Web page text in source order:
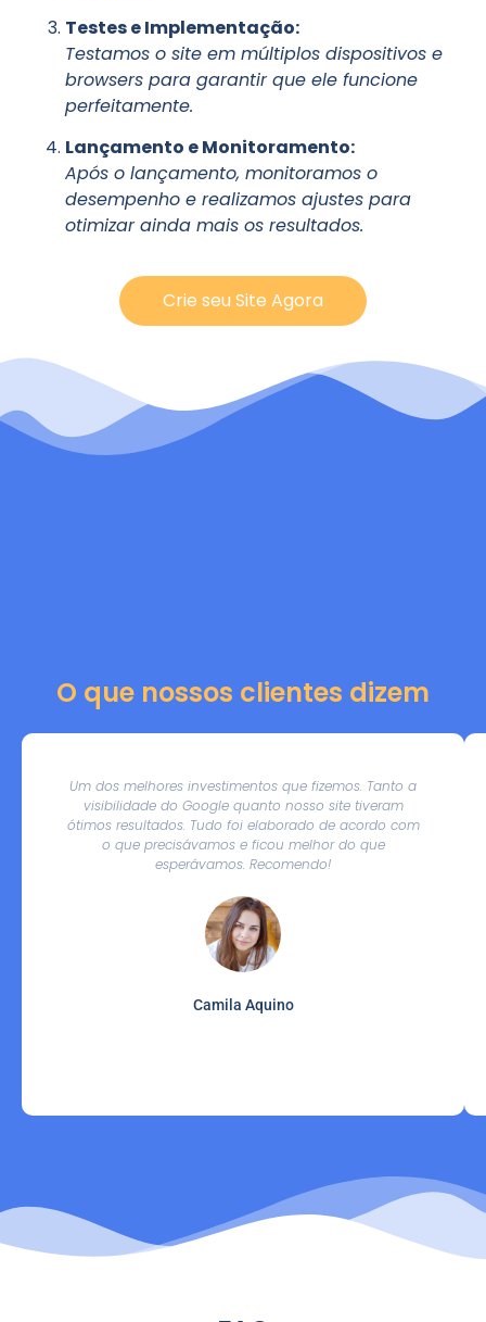
Testes e Implementação:
Testamos o site em múltiplos dispositivos e
browsers para garantir que ele funcione
perfeitamente.
Lançamento e Monitoramento:
Após o lançamento, monitoramos o
desempenho e realizamos ajustes para
otimizar ainda mais os resultados.
Crie seu Site Agora
O que nossos clientes dizem
Um dos melhores investimentos que fizemos. Tanto a
visibilidade do Google quanto nosso site tiveram
ótimos resultados. Tudo foi elaborado de acordo com
o que precisávamos e ficou melhor do que
esperávamos. Recomendo!
Camila Aquino